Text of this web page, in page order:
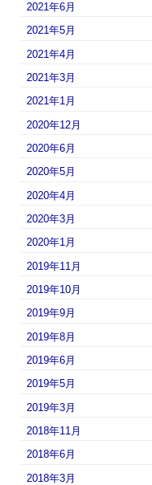
2021年6月
2021年5月
2021年4月
2021年3月
2021年1月
2020年12月
2020年6月
2020年5月
2020年4月
2020年3月
2020年1月
2019年11月
2019年10月
2019年9月
2019年8月
2019年6月
2019年5月
2019年3月
2018年11月
2018年6月
2018年3月